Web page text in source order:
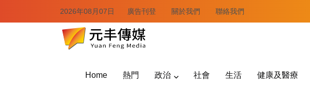
2026年08月07日 廣告刊登 關於我們 聯絡我們
Home 熱門 政治 社會 生活 健康及醫療